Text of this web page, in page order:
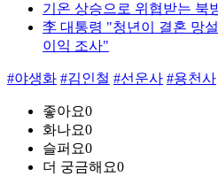
기온 상승으로 위협받는 북
李 대통령 "청년이 결혼 망
이익 조사"
#야생화 #김인철 #선운사 #용천사
좋아요0
화나요0
슬퍼요0
더 궁금해요0